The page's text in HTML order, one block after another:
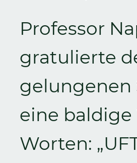
Professor
gratulierte
gelungenen
eine
Worten: